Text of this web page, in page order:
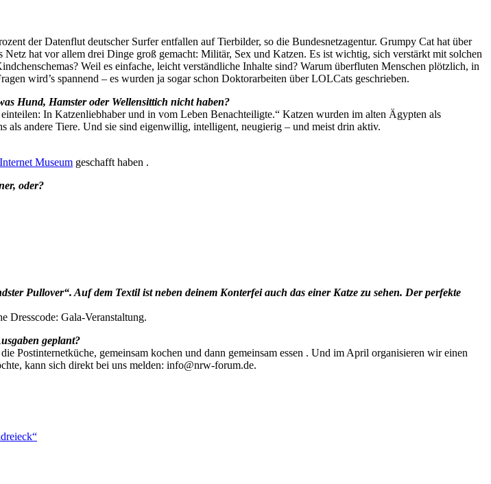
der Datenflut deutscher Surfer entfallen auf Tierbilder, so die Bundesnetzagentur. Grumpy Cat hat über
hat vor allem drei Dinge groß gemacht: Militär, Sex und Katzen. Es ist wichtig, sich verstärkt mit solchen
Weil es einfache, leicht verständliche Inhalte sind? Warum überfluten Menschen plötzlich, in
wird’s spannend – es wurden ja sogar schon Doktorarbeiten über LOLCats geschrieben.
Hund, Hamster oder Wellensittich nicht haben?
In Katzenliebhaber und in vom Leben Benachteiligte.“ Katzen wurden im alten Ägypten als
als andere Tiere. Und sie sind eigenwillig, intelligent, neugierig – und meist drin aktiv.
Museum geschafft haben .
oder?
Pullover“. Auf dem Textil ist neben deinem Konterfei auch das einer Katze zu sehen. Der perfekte
Dresscode: Gala-Veranstaltung.
geplant?
Postinternetküche, gemeinsam kochen und dann gemeinsam essen . Und im April organisieren wir einen
kann sich direkt bei uns melden: info@nrw-forum.de.